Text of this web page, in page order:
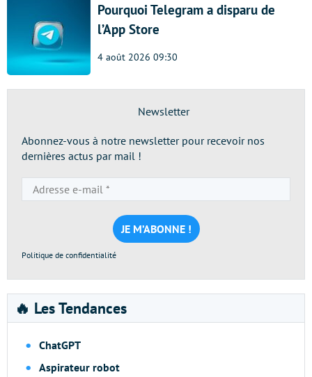
Pourquoi Telegram a disparu de
l’App Store
4 août 2026 09:30
Newsletter
Abonnez-vous à notre newsletter pour recevoir nos
dernières actus par mail !
e-
mail
*
Politique de confidentialité
🔥 Les Tendances
ChatGPT
Aspirateur robot